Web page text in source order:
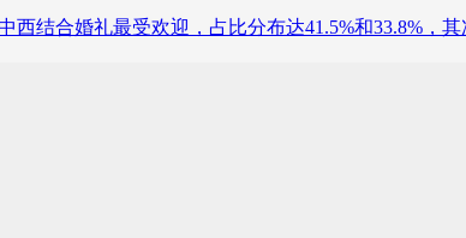
西结合婚礼最受欢迎，占比分布达41.5%和33.8%，